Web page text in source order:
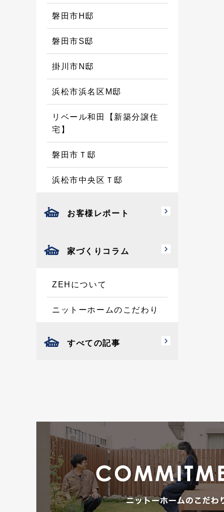
磐田市H邸
磐田市S邸
掛川市N邸
浜松市浜名区M邸
リベール和田【新築分譲住
宅】
磐田市Ｔ邸
浜松市中央区Ｔ邸
お客様レポート
家づくりコラム
ZEHについて
ニットーホームのこだわり
すべての記事